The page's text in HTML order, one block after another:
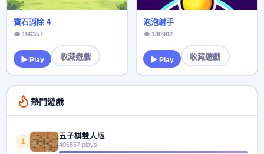
寶石消除 4
👁 196357
▶ Play 收藏遊戲
泡泡射手
👁 180902
▶ Play 收藏遊戲
熱門遊戲
1
五子棋雙人版
406557 plays